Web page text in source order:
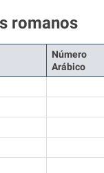
romanos
Número
Arábico